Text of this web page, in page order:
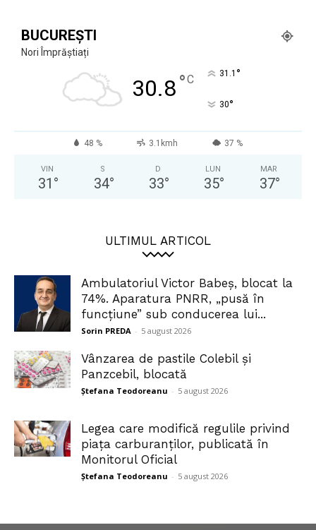
BUCUREȘTI
Nori Împrăștiați
30.8°C 31.1 °
30°
48 % 3.1kmh 37 %
VIN
31 °
S
34°
D
33°
LUN
35°
MAR
37°
ULTIMUL ARTICOL
Ambulatoriul Victor Babeș, blocat la
74%. Aparatura PNRR, „pusă în
funcțiune” sub conducerea lui...
Sorin PREDA - 5 august 2026
Vânzarea de pastile Colebil și
Panzcebil, blocată
Ștefana Teodoreanu - 5 august 2026
Legea care modifică regulile privind
piața carburanților, publicată în
Monitorul Oficial
Ștefana Teodoreanu - 5 august 2026